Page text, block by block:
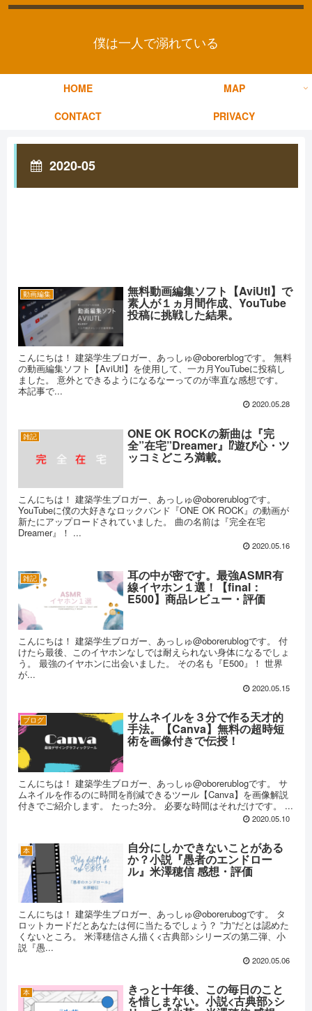
僕は一人で溺れている
HOME
MAP
CONTACT
PRIVACY
2020-05
動画編集 無料動画編集ソフト【AviUtl】で
素人が１ヵ月間作成、YouTube
投稿に挑戦した結果。
こんにちは！ 建築学生ブロガー、あっしゅ@oborerblogです。 無料
の動画編集ソフト【AviUtl】を使用して、一カ月YouTubeに投稿し
ました。 意外とできるようになるなーってのが率直な感想です。
本記事で...
2020.05.28
雑記 ONE OK ROCKの新曲は『完
全”在宅”Dreamer』⁉遊び心・ツ
ッコミどころ満載。
こんにちは！ 建築学生ブロガー、あっしゅ@oborerublogです。
YouTubeに僕の大好きなロックバンド『ONE OK ROCK』の動画が
新たにアップロードされていました。 曲の名前は『完全在宅
Dreamer』！ ...
2020.05.16
雑記 耳の中が密です。最強ASMR有
線イヤホン１選！【final：
E500】商品レビュー・評価
こんにちは！ 建築学生ブロガー、あっしゅ@oborerublogです。 付
けたら最後、このイヤホンなしでは耐えられない身体になるでしょ
う。 最強のイヤホンに出会いました。 その名も『E500』！ 世界
が...
2020.05.15
ブログ サムネイルを３分で作る天才的
手法。【Canva】無料の超時短
術を画像付きで伝授！
こんにちは！ 建築学生ブロガー、あっしゅ@oborerublogです。 サ
ムネイルを作るのに時間を削減できるツール【Canva】を画像解説
付きでご紹介します。 たった3分。 必要な時間はそれだけです。 ...
2020.05.10
本 自分にしかできないことがある
か？小説『愚者のエンドロー
ル』米澤穂信 感想・評価
こんにちは！ 建築学生ブロガー、あっしゅ@oborerubogです。 タ
ロットカードだとあなたは何に当たるでしょう？ ”力”だとは認めた
くないところ。 米澤穂信さん描く<古典部>シリーズの第二弾、小
説『愚...
2020.05.06
本 きっと十年後、この毎日のこと
を惜しまない。小説<古典部>シ